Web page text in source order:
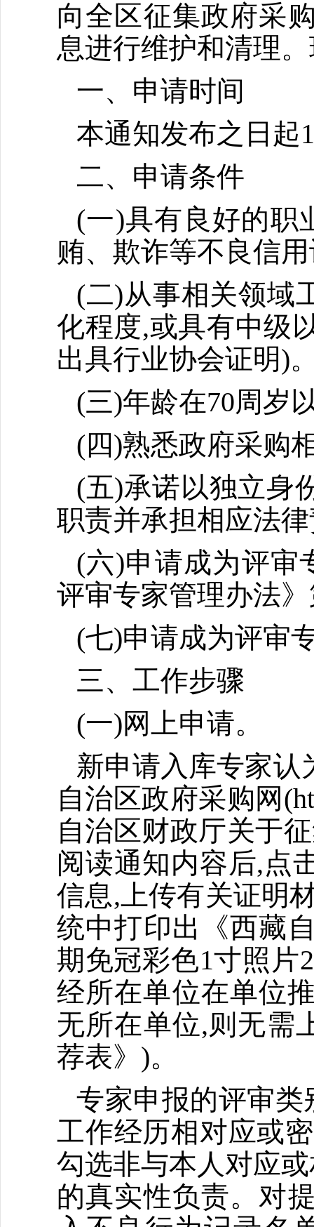
向全区征集政府采
息进行维护和清理
一、申请时间
本通知发布之日起
二、申请条件
(一)具有良好的职
贿、欺诈等不良信
(二)从事相关领域
化程度,或具有中级
出具行业协会证明)
(三)年龄在70周岁
(四)熟悉政府采购
(五)承诺以独立身
职责并承担相应法
(六)申请成为评审
评审专家管理办法
(七)申请成为评审
三、工作步骤
(一)网上申请。
新申请入库专家认
自治区政府采购网
自治区财政厅关于
阅读通知内容后,点
信息,上传有关证明
统中打印出《西藏
期免冠彩色1寸照片
经所在单位在单位
无所在单位,则无需
荐表》)。
专家申报的评审
工作经历相对应或
勾选非与本人对应
的真实性负责。对